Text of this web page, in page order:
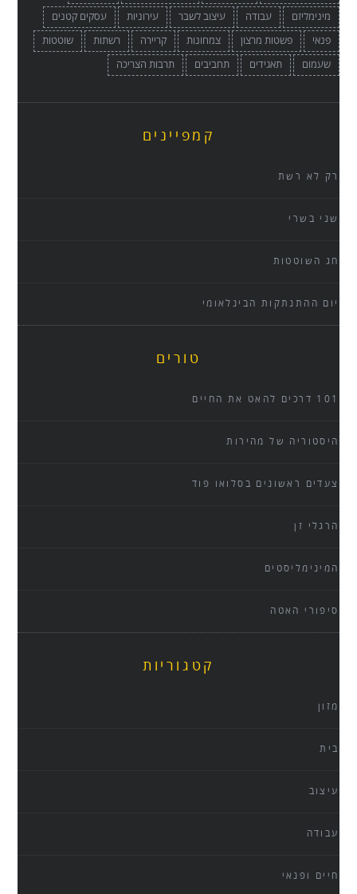
מינימליזם
עבודה עיצוב לשבר עירוניות
עסקים קטנים
פנאי
פשטות מרצון צמחונות קריירה רשתות
שוטטות
שעמום
תאגידים תחביבים תרבות הצריכה
קמפיינים
רק לא רשת
שני בשרי
חג השוטטות
יום ההתנתקות הבינלאומי
טורים
101 דרכים להאט את החיים
היסטוריה של מהירות
צעדים ראשונים בסלואו פוד
הרגלי זן
המינימליסטים
סיפורי האטה
קטגוריות
מזון
בית
עיצוב
עבודה
חיים ופנאי